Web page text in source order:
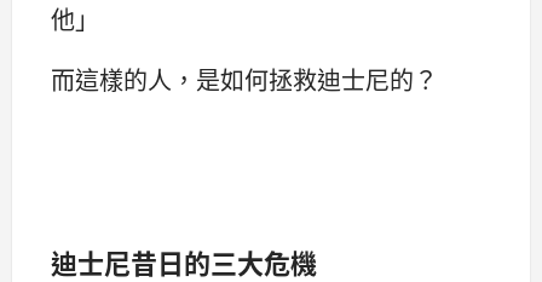
他」
而這樣的人，是如何拯救迪士尼的？
迪士尼昔日的三大危機